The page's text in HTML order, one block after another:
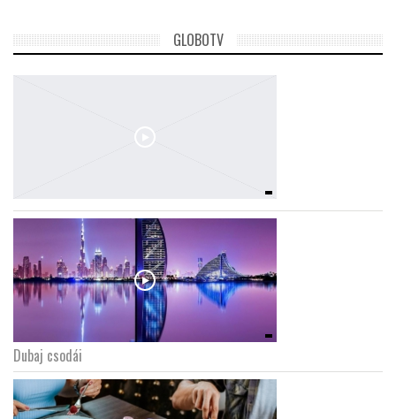
GLOBOTV
Dubaj csodái